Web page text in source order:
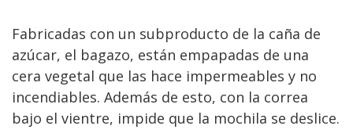
Fabricadas con un subproducto de la caña de
azúcar, el bagazo, están empapadas de una
cera vegetal que las hace impermeables y no
incendiables. Además de esto, con la correa
bajo el vientre, impide que la mochila se deslice.